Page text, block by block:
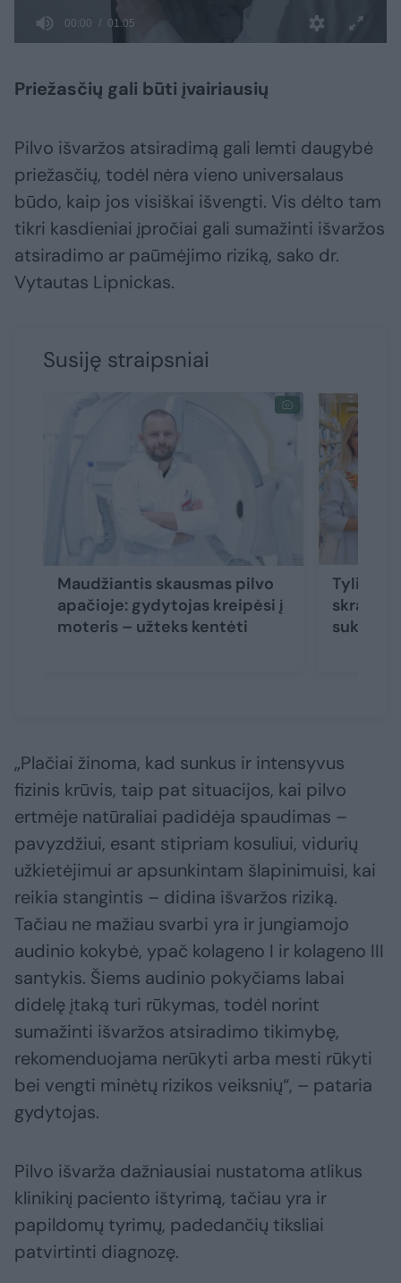
Priežasčių gali būti įvairiausių
Pilvo išvaržos atsiradimą gali lemti daugybė
priežasčių, todėl nėra vieno universalaus
būdo, kaip jos visiškai išvengti. Vis dėlto tam
tikri kasdieniai įpročiai gali sumažinti išvaržos
atsiradimo ar paūmėjimo riziką, sako dr.
Vytautas Lipnickas.
Susiję straipsniai
Maudžiantis skausmas pilvo
apačioje: gydytojas kreipėsi į
moteris – užteks kentėti
Tyliai
sukelti
„Plačiai žinoma, kad sunkus ir intensyvus
fizinis krūvis, taip pat situacijos, kai pilvo
ertmėje natūraliai padidėja spaudimas –
pavyzdžiui, esant stipriam kosuliui, vidurių
užkietėjimui ar apsunkintam šlapinimuisi, kai
reikia stangintis – didina išvaržos riziką.
Tačiau ne mažiau svarbi yra ir jungiamojo
audinio kokybė, ypač kolageno I ir kolageno III
santykis. Šiems audinio pokyčiams labai
didelę įtaką turi rūkymas, todėl norint
sumažinti išvaržos atsiradimo tikimybę,
rekomenduojama nerūkyti arba mesti rūkyti
bei vengti minėtų rizikos veiksnių“, – pataria
gydytojas.
Pilvo išvarža dažniausiai nustatoma atlikus
klinikinį paciento ištyrimą, tačiau yra ir
papildomų tyrimų, padedančių tiksliai
patvirtinti diagnozę.